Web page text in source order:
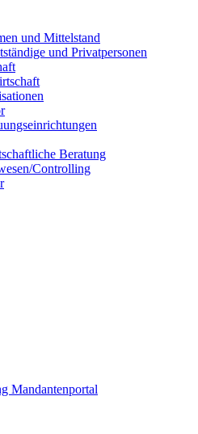
und Mittelstand
und Privatpersonen
Beratung
Controlling
Mandantenportal